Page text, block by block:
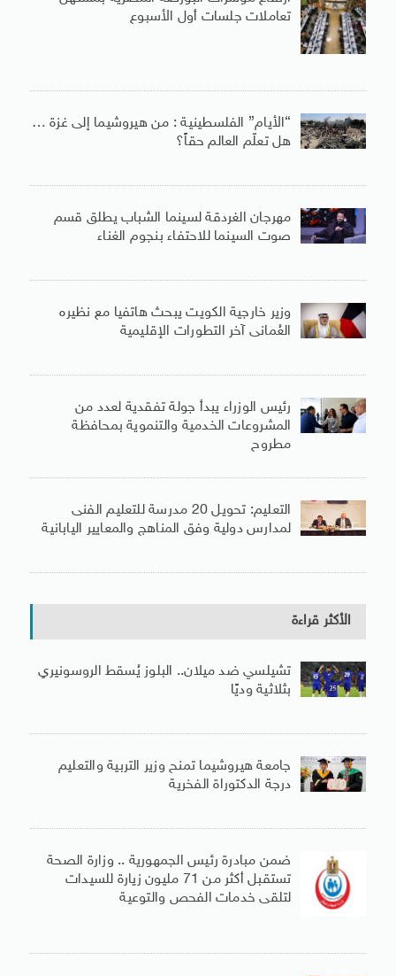
تعاملات جلسات أول الأسبوع
“الأيام” الفلسطينية : من هيروشيما إلى غزة …
هل تعلّم العالم حقاً؟
مهرجان الغردقة لسينما الشباب يطلق قسم
صوت السينما للاحتفاء بنجوم الغناء
وزير خارجية الكويت يبحث هاتفيا مع نظيره
العُمانى آخر التطورات الإقليمية
رئيس الوزراء يبدأ جولة تفقدية لعدد من
المشروعات الخدمية والتنموية بمحافظة
مطروح
التعليم: تحويل 20 مدرسة للتعليم الفنى
لمدارس دولية وفق المناهج والمعايير اليابانية
الأكثر قراءة
تشيلسي ضد ميلان.. البلوز يُسقط الروسونيري
بثلاثية وديًا
جامعة هيروشيما تمنح وزير التربية والتعليم
درجة الدكتوراة الفخرية
ضمن مبادرة رئيس الجمهورية .. وزارة الصحة
تستقبل أكثر من 71 مليون زيارة للسيدات
لتلقى خدمات الفحص والتوعية